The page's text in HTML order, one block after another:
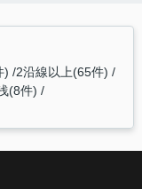
) 2沿線以上(65件)
(8件)